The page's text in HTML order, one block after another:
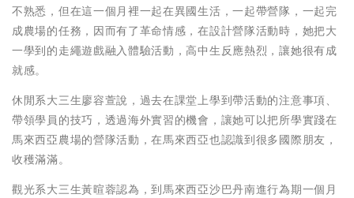
不熟悉，但在這一個月裡一起在異國生活，一起帶營隊，一起完
成農場的任務，因而有了革命情感，在設計營隊活動時，她把大
一學到的走繩遊戲融入體驗活動，高中生反應熱烈，讓她很有成
就感。
休閒系大三生廖容萱說，過去在課堂上學到帶活動的注意事項、
帶領學員的技巧，透過海外實習的機會，讓她可以把所學實踐在
馬來西亞農場的營隊活動，在馬來西亞也認識到很多國際朋友，
收穫滿滿。
觀光系大三生黃暄蓉認為，到馬來西亞沙巴丹南進行為期一個月